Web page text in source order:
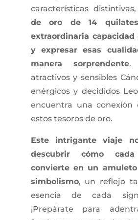
características
de oro de 14
extraordinaria capacidad
y expresar esas
manera sorprendente.
atractivos y sensibles
enérgicos y decididos
encuentra una conexión
estos tesoros de oro.
Este intrigante viaje
descubrir cómo
convierte en un
simbolismo, un reflejo
esencia de cada
¡Prepárate para